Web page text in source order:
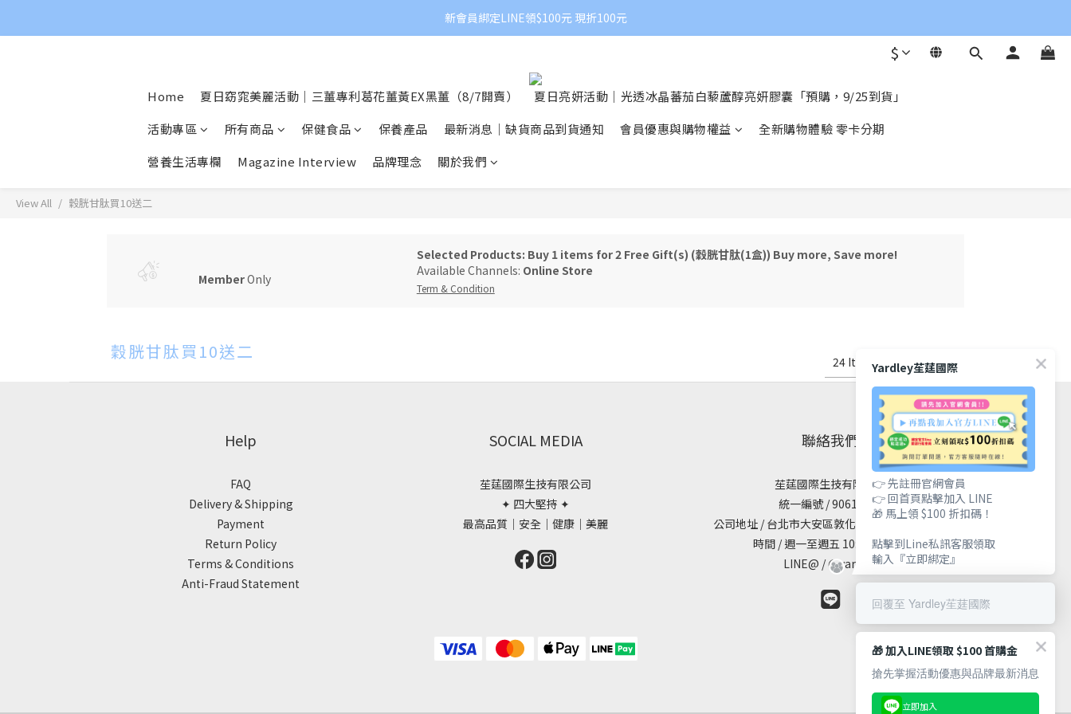
新會員綁定LINE領$100元 現折100元
$
Home 夏日窈窕美麗活動｜三薑專利葛花薑黃EX黑薑（8/7開賣）
夏日亮妍活動｜光透冰晶蕃茄白藜蘆醇亮妍膠囊「預購，9/25到貨」
活動專區
所有商品 保健食品 保養產品 最新消息｜缺貨商品到貨通知 會員優惠與購物權益
全新購物體驗 零卡分期
營養生活專欄
Magazine Interview 品牌理念 關於我們
View All 穀胱甘肽買10送二
MemberOnly
Selected Products: Buy 1 items for 2 Free Gift(s) (穀胱甘肽(1盒)) Buy more, Save more!
Available Channels: Online Store
Term & Condition
穀胱甘肽買10送二 24 Items per page
Help
FAQ
Delivery & Shipping
Payment
Return Policy
Terms & Conditions
Anti-Fraud Statement
SOCIAL MEDIA
苼莛國際生技有限公司
✦ 四大堅持 ✦
最高品質｜安全｜健康｜美麗
聯絡我們
苼莛國際生技有限公司
統一編號 / 90615838
公司地址 / 台北市大安區敦化南路二段65號19樓
時間 / 週一至週五 10:00 - 18:00
LINE@ / @yardley
Yardley苼莛國際
👉 先註冊官網會員
👉 回首頁點擊加入 LINE
🎁 馬上領 $100 折扣碼！
點擊到Line私訊客服領取
輸入『立即綁定』
回覆至 Yardley苼莛國際
🎁 加入LINE領取 $100 首購金
搶先掌握活動優惠與品牌最新消息
立即加入